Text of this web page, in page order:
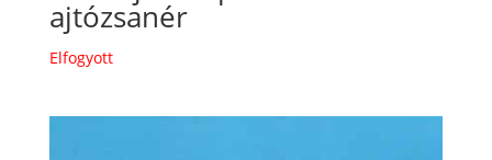
ajtózsanér
Elfogyott